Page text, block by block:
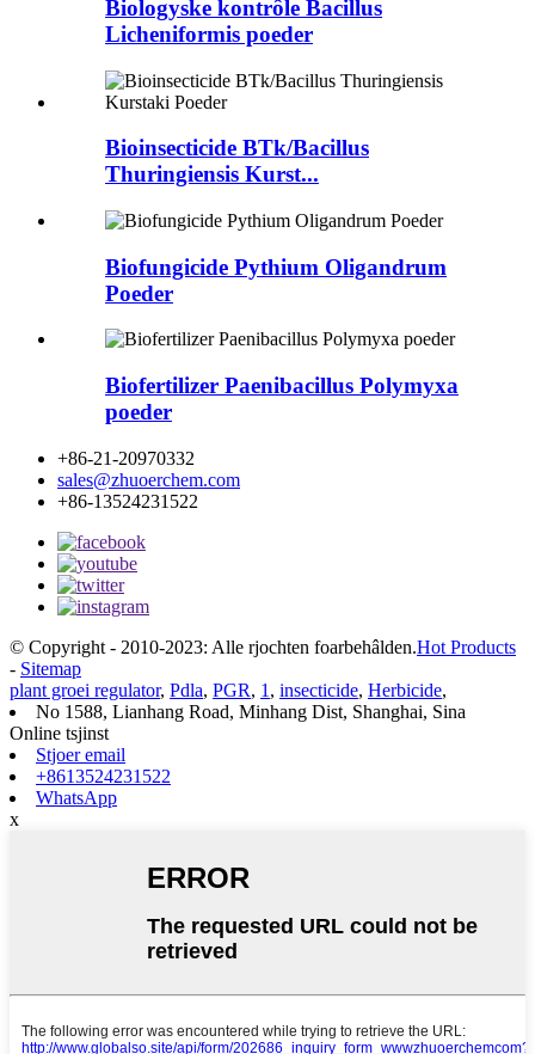
Biologyske kontrôle Bacillus
Licheniformis poeder
Bioinsecticide BTk/Bacillus
Thuringiensis Kurst...
Biofungicide Pythium Oligandrum
Poeder
Biofertilizer Paenibacillus Polymyxa
poeder
+86-21-20970332
sales@zhuoerchem.com
+86-13524231522
© Copyright - 2010-2023: Alle rjochten foarbehâlden.Hot Products
- Sitemap
plant groei regulator, Pdla, PGR, 1 , insecticide, Herbicide,
No 1588, Lianhang Road, Minhang Dist, Shanghai, Sina
Online tsjinst
Stjoer email
+8613524231522
WhatsApp
x